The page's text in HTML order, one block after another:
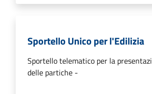
Sportello Unico per l'Edilizia
Sportello telematico per la
delle partiche -